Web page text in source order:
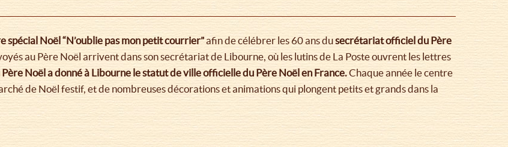
spécial Noël “N’oublie pas mon petit courrier”afin decélébrer les 60 ans dusecrétariat officiel du Père
au Père Noël arrivent dans son secrétariat de Libourne, où les lutins de La Poste ouvrent les lettres
Noël a donné à Libourne le statut de ville officielle du Père Noël en France.Chaque année le centre
de Noël festif, et de nombreuses décorations et animations qui plongent petits et grands dans la